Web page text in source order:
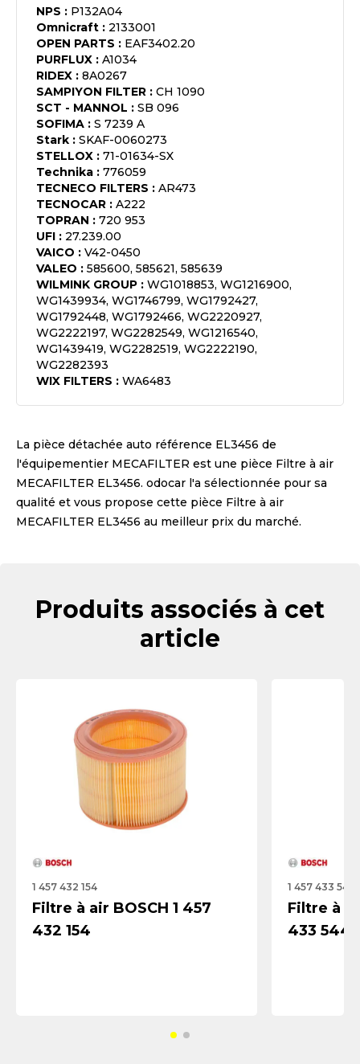
NPS : P132A04
Omnicraft : 2133001
OPEN PARTS : EAF3402.20
PURFLUX : A1034
RIDEX : 8A0267
SAMPIYON FILTER : CH 1090
SCT - MANNOL : SB 096
SOFIMA : S 7239 A
Stark : SKAF-0060273
STELLOX : 71-01634-SX
Technika : 776059
TECNECO FILTERS : AR473
TECNOCAR : A222
TOPRAN : 720 953
UFI : 27.239.00
VAICO : V42-0450
VALEO : 585600, 585621, 585639
WILMINK GROUP : WG1018853, WG1216900,
WG1439934, WG1746799, WG1792427,
WG1792448, WG1792466, WG2220927,
WG2222197, WG2282549, WG1216540,
WG1439419, WG2282519, WG2222190,
WG2282393
WIX FILTERS : WA6483
La pièce détachée auto référence EL3456 de
l'équipementier MECAFILTER est une pièce Filtre à air
MECAFILTER EL3456. odocar l'a sélectionnée pour sa
qualité et vous propose cette pièce Filtre à air
MECAFILTER EL3456 au meilleur prix du marché.
Produits associés à cet
article
1 457 432 154
Filtre à air BOSCH 1 457
432 154
1 457 433 544
Filtre à
433 544